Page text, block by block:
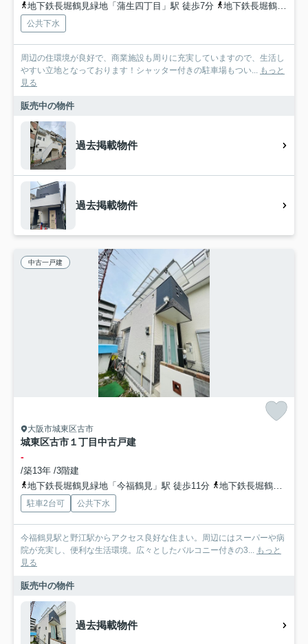
地下鉄長堀鶴見緑地「蒲生四丁目」駅 徒歩7分
地下鉄長堀鶴見緑地「今福鶴見」駅 徒歩18分
公共下水
周辺の住環境が良好で、商業施設も周りに充実していますので、生活し
やすい立地となっております！シャッター付きの駐車場もつい... もっと
見る
販売中の物件
過去掲載物件
過去掲載物件
中古一戸建
大阪市城東区古市
城東区古市１丁目中古戸建
-
/築13年 /3階建
地下鉄長堀鶴見緑地「今福鶴見」駅 徒歩11分
地下鉄長堀鶴見緑地「蒲生四丁目」駅 徒歩14分
駐車2台可 公共下水
今福鶴見駅と野江駅からアクセス良好な住まい。周辺にはスーパーや病
院が充実し、便利な生活環境。広々としたバルコニー付きの3... もっと
見る
販売中の物件
過去掲載物件